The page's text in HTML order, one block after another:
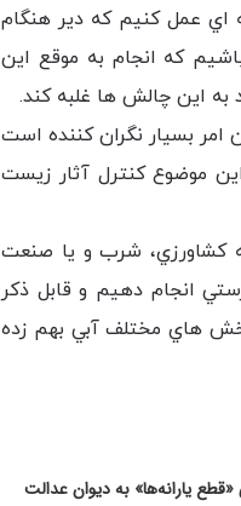
اي عمل كنيم كه دير هنگام
كه انجام به موقع اين
به اين چالش ها غلبه كند.
امر بسيار نگران كننده است
موضوع كنترل آثار زيست
كشاورزي، شرب و يا صنعت
انجام دهيم و قابل ذكر
هاي مختلف آبي بهم زده
«قطع یارانه‌ها» به دیوان عدالت